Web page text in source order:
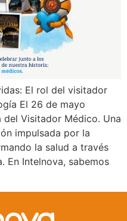
El rol del visitador
El 26 de mayo
Visitador Médico. Una
impulsada por la
la salud a través
En Intelnova, sabemos